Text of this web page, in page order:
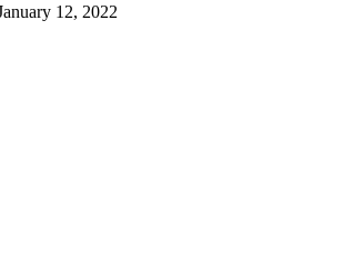
12, 2022